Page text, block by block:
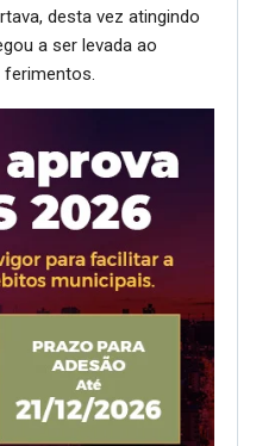
desta vez atingindo
a ser levada ao
ferimentos.